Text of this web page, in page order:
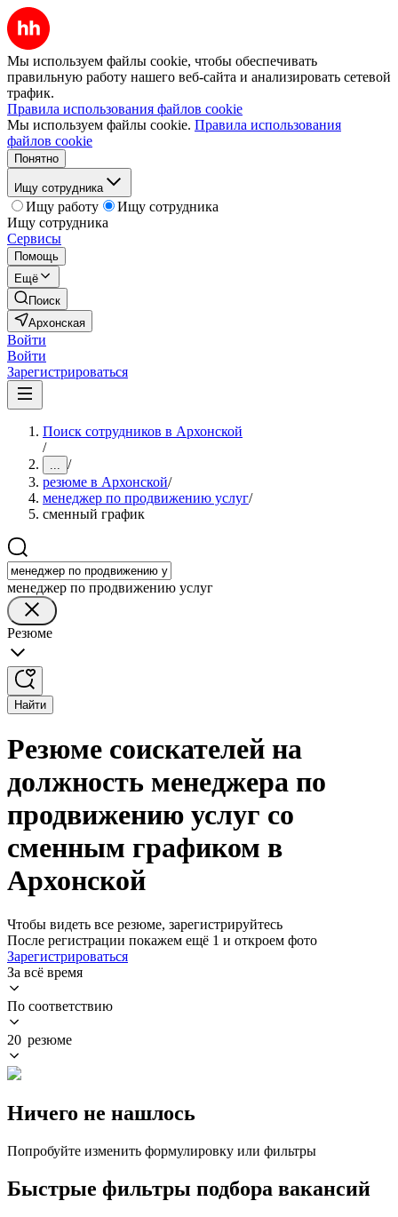
Мы используем файлы cookie, чтобы обеспечивать
правильную работу нашего веб-сайта и анализировать сетевой
трафик.
Правила использования файлов cookie
Мы используем файлы cookie. Правила использования
файлов cookie
Понятно
Ищу сотрудника
Ищу работу
Ищу сотрудника
Ищу сотрудника
Сервисы
Помощь
Ещё
Поиск
Архонская
Войти
Войти
Зарегистрироваться
Поиск сотрудников в Архонской
/
... /
резюме в Архонской/
менеджер по продвижению услуг/
сменный график
менеджер по продвижению услуг
Резюме
Найти
Резюме соискателей на
должность менеджера по
продвижению услуг со
сменным графиком в
Архонской
Чтобы видеть все резюме, зарегистрируйтесь
После регистрации покажем ещё 1 и откроем фото
Зарегистрироваться
За всё время
По соответствию
20 резюме
Ничего не нашлось
Попробуйте изменить формулировку или фильтры
Быстрые фильтры подбора вакансий